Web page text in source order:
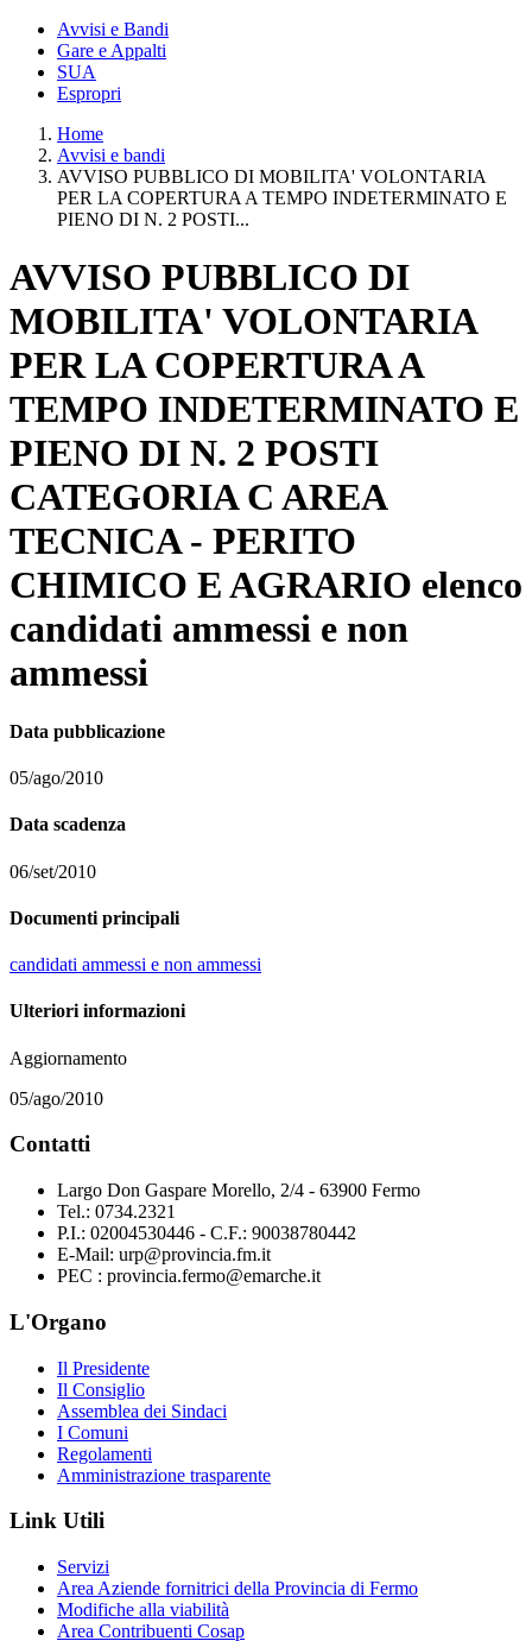
Avvisi e Bandi
Gare e Appalti
SUA
Espropri
Home
Avvisi e bandi
AVVISO PUBBLICO DI MOBILITA' VOLONTARIA
PER LA COPERTURA A TEMPO INDETERMINATO E
PIENO DI N. 2 POSTI...
AVVISO PUBBLICO DI
MOBILITA' VOLONTARIA
PER LA COPERTURA A
TEMPO INDETERMINATO E
PIENO DI N. 2 POSTI
CATEGORIA C AREA
TECNICA - PERITO
CHIMICO E AGRARIO elenco
candidati ammessi e non
ammessi
Data pubblicazione
05/ago/2010
Data scadenza
06/set/2010
Documenti principali
candidati ammessi e non ammessi
Ulteriori informazioni
Aggiornamento
05/ago/2010
Contatti
Largo Don Gaspare Morello, 2/4 - 63900 Fermo
Tel.: 0734.2321
P.I.: 02004530446 - C.F.: 90038780442
E-Mail: urp@provincia.fm.it
PEC : provincia.fermo@emarche.it
L'Organo
Il Presidente
Il Consiglio
Assemblea dei Sindaci
I Comuni
Regolamenti
Amministrazione trasparente
Link Utili
Servizi
Area Aziende fornitrici della Provincia di Fermo
Modifiche alla viabilità
Area Contribuenti Cosap